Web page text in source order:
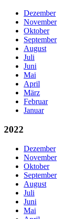
Dezember
November
Oktober
September
August
Juli
Juni
Mai
April
März
Februar
Januar
2022
Dezember
November
Oktober
September
August
Juli
Juni
Mai